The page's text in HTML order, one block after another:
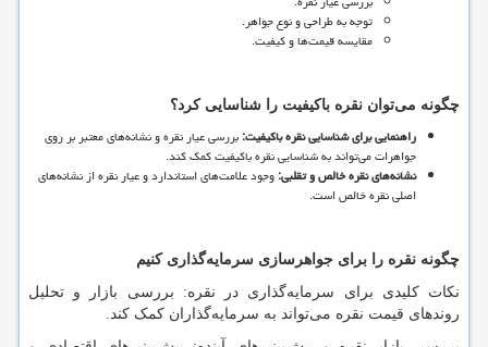
توجه به طراحی و نوع جواهر.
مقایسه قیمتها و کیفیت.
چگونه میتوان نقره باکیفیت را شناسایی کرد؟
راهنمایی برای شناسایی نقره باکیفیت:بررسی عیار نقره و نشانههای معتبر بر روی
جواهرات میتواند به شناسایی نقره باکیفیت کمک کند.
نشانههای نقره خالص و تقلبی:وجود علامتهای استاندارد و عیار نقره از نشانههای
اصلی نقره خالص است.
چگونه نقره را برای جواهرسازی سرمایهگذاری کنیم
نکات کلیدی برای سرمایهگذاری در نقره: بررسی بازار و تحلیل
روندهای قیمت نقره میتواند به سرمایهگذاران کمک کند.